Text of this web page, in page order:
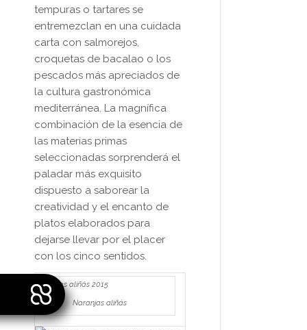
tempuras o tartares se
entremezclan en una cuidada
carta con salmorejos,
croquetas de bacalao o los
pescados más apreciados de
la cultura gastronómica
mediterránea. La magnífica
combinación de la esencia de
las materias primas
seleccionadas sorprenderá el
paladar más exquisito
dispuesto a saborear la
creatividad y el encanto de
platos elaborados para
dejarse llevar por el placer
con los cinco sentidos.
Naranjas aliñás